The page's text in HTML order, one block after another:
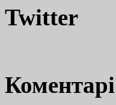
Twitter
Коментарі